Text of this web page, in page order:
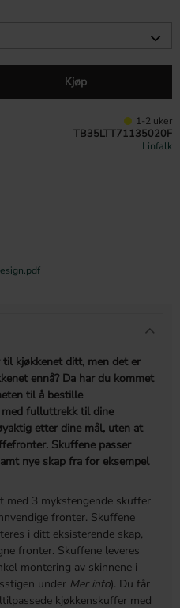
Kjøp
1-2 uker
TB35LTT71135020F
Linfalk
kjøkkenet ditt, men det er
ennå? Da har du kommet
til å bestille
fulluttrekk til dine
etter dine mål, uten at
Skuffene passer
nye skap fra for eksempel
3 mykstengende skuffer
fronter. Skuffene
i ditt eksisterende skap,
fronter. Skuffene leveres
montering av skinnene i
under Mer info). Du får
kjøkkenskuffer med